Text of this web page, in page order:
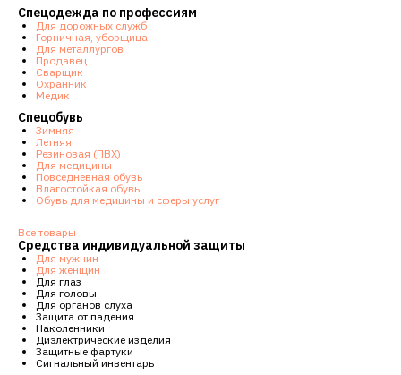
Спецодежда по профессиям
Для дорожных служб
Горничная, уборщица
Для металлургов
Продавец
Сварщик
Охранник
Медик
Спецобувь
Зимняя
Летняя
Резиновая (ПВХ)
Для медицины
Повседневная обувь
Влагостойкая обувь
Обувь для медицины и сферы услуг
Все товары
Средства индивидуальной защиты
Для мужчин
Для женщин
Для глаз
Для головы
Для органов слуха
Защита от падения
Наколенники
Диэлектрические изделия
Защитные фартуки
Сигнальный инвентарь